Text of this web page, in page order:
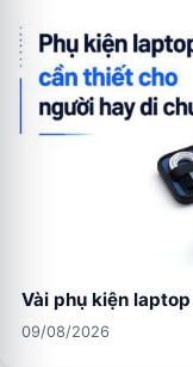
Vài phụ kiện
09/08/2026